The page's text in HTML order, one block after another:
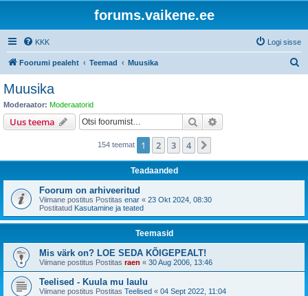
forums.vaikene.ee
KKK Logi sisse
Foorumi pealeht Teemad Muusika
Muusika
Moderaator: Moderaatorid
Uus teema Otsi
154 teemat 1 2 3 4
Teadaanded
Foorum on arhiveeritud
Viimane postitus Postitas enar « 23 Okt 2024, 08:30
Postitatud Kasutamine ja teated
Teemasid
Mis värk on? LOE SEDA KÕIGEPEALT!
Viimane postitus Postitas raen « 30 Aug 2006, 13:46
Teelised - Kuula mu laulu
Viimane postitus Postitas Teelised « 04 Sept 2022, 11:04